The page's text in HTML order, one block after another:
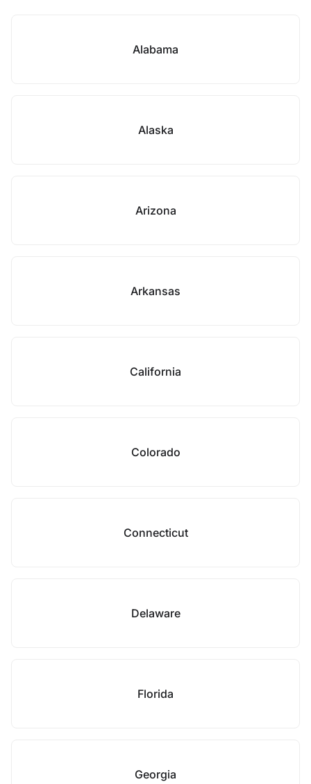
Alabama
Alaska
Arizona
Arkansas
California
Colorado
Connecticut
Delaware
Florida
Georgia